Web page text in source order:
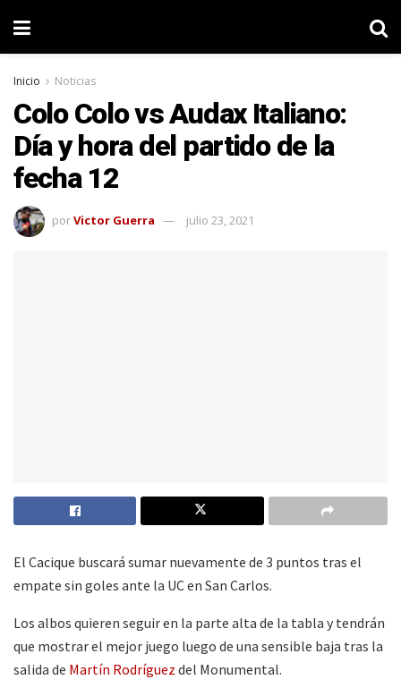
Inicio Noticias
Colo Colo vs Audax Italiano:
Día y hora del partido de la
fecha 12
porVictor Guerra julio 23, 2021
El Cacique buscará sumar nuevamente de 3 puntos tras el
empate sin goles ante la UC en San Carlos.
Los albos quieren seguir en la parte alta de la tabla y tendrán
que mostrar el mejor juego luego de una sensible baja tras la
salida de Martín Rodríguez del Monumental.